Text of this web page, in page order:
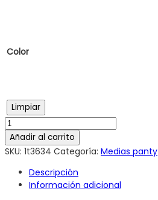
Color
Limpiar
Añadir al carrito
SKU: 1t3634 Categoría: Medias panty
Descripción
Información adicional